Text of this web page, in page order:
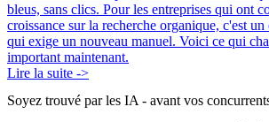
bleus, sans clics. Pour les entreprises qui ont
croissance sur la recherche organique, c'est
qui exige un nouveau manuel. Voici ce qui
important maintenant.
Lire la suite ->
Soyez trouvé par les IA - avant vos